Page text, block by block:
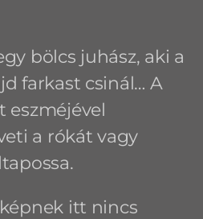
bölcs juhász, aki a
farkast csinál… A
eszméjével
a rókát vagy
itt nincs